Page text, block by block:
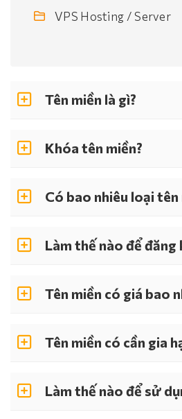
VPS Hosting / Server
Tên miền là gì?
Khóa tên miền?
Có bao nhiêu loại tên
Làm thế nào để đăng
Tên miền có giá bao
Tên miền có cần gia
Làm thế nào để sử